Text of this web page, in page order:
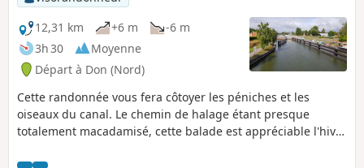
12,31 km
+6 m
-6 m
3h 30
Moyenne
Départ à Don (Nord)
Cette randonnée vous fera côtoyer les péniches et les
oiseaux du canal. Le chemin de halage étant presque
totalement macadamisé, cette balade est appréciable l'hiver